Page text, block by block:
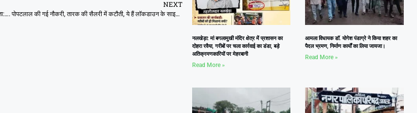
NEXT
तारक मेहता:…. पोपटलाल की गई नौकरी, तारक की सैलरी में कटौती, ये हैं लॉकडाउन के साइड इफेक्ट्स
नलखेड़ा: मां बगलामुखी मंदिर क्षेत्र में प्रशासन का
दोहरा रवैया, गरीबों पर चला कार्रवाई का डंडा, बड़े
अतिक्रमणकारियों पर मेहरबानी
Read More »
आमला विधायक डॉ. योगेश पंडाग्रे ने किया शहर का
पैदल भ्रमण, निर्माण कार्यों का लिया जायजा।
Read More »